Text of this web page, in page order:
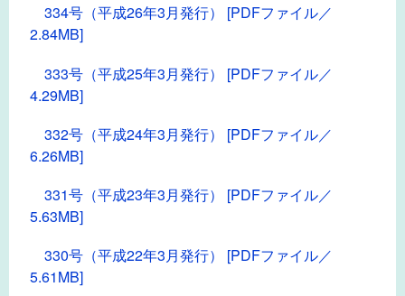
334号（平成26年3月発行） [PDFファイル／
2.84MB]
333号（平成25年3月発行） [PDFファイル／
4.29MB]
332号（平成24年3月発行） [PDFファイル／
6.26MB]
331号（平成23年3月発行） [PDFファイル／
5.63MB]
330号（平成22年3月発行） [PDFファイル／
5.61MB]